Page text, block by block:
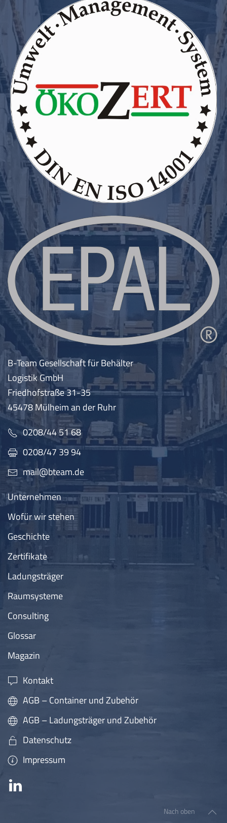
B-Team Gesellschaft für Behälter
Logistik GmbH
Friedhofstraße 31-35
45478 Mülheim an der Ruhr
0208/44 51 68
0208/47 39 94
mail@bteam.de
Unternehmen
Wofür wir stehen
Geschichte
Zertifikate
Ladungsträger
Raumsysteme
Consulting
Glossar
Magazin
Kontakt
AGB – Container und Zubehör
AGB – Ladungsträger und Zubehör
Datenschutz
Impressum
Nach oben